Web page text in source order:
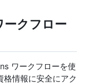
クフロー
ワークフローを使
格情報に安全にアク